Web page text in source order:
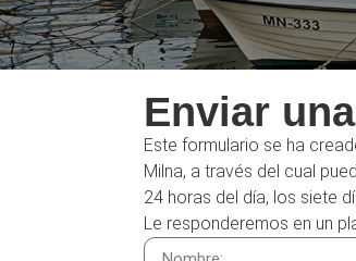
Enviar
Este formulario se ha
Milna, a través del cual
24 horas del día, los siete
Le responderemos en un